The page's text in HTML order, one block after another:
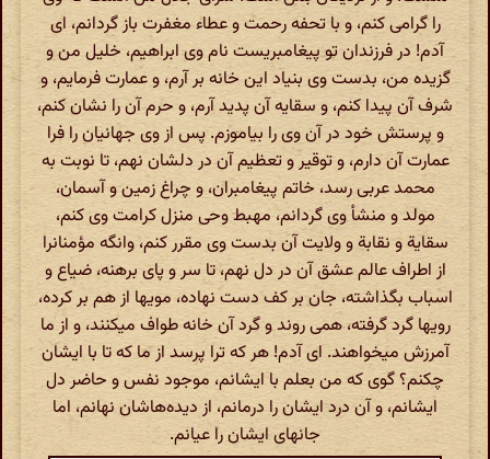
را گرامی کنم، و با تحفه رحمت و عطاء مغفرت باز گردانم، ای
آدم! در فرزندان تو پیغامبریست نام وی ابراهیم، خلیل من و
گزیده من، بدست وی بنیاد این خانه بر آرم، و عمارت فرمایم، و
شرف آن پیدا کنم، و سقایه آن پدید آرم، و حرم آن را نشان کنم،
و پرستش خود در آن وی را بیاموزم. پس از وی جهانیان را فرا
عمارت آن دارم، و توقیر و تعظیم آن در دلشان نهم، تا نوبت به
محمد عربی رسد، خاتم پیغامبران، و چراغ زمین و آسمان،
مولد و منشأ وی گردانم، مهبط وحی منزل کرامت وی کنم،
سقایة و نقابة و ولایت آن بدست وی مقرر کنم، وانگه مؤمنانرا
از اطراف عالم عشق آن در دل نهم، تا سر و پای برهنه، ضیاع و
اسباب بگذاشته، جان بر کف دست نهاده، مویها از هم بر کرده،
رویها گرد گرفته، همی روند و گرد آن خانه طواف میکنند، و از ما
آمرزش میخواهند. ای آدم! هر که ترا پرسد از ما که تا با ایشان
چکنم؟ گوی که من بعلم با ایشانم، موجود نفس و حاضر دل
ایشانم، و آن درد ایشان را درمانم، از دیده‌هاشان نهانم، اما
جانهای ایشان را عیانم.